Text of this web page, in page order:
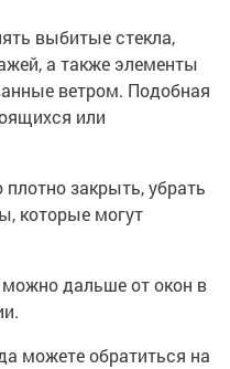
выбитые стекла,
а также элементы
ветром. Подобная
или
закрыть, убрать
которые могут
дальше от окон в
можете обратиться на